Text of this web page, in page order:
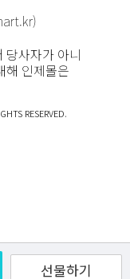
선물하기
사자가 아니
해 인제몰은
RESERVED.